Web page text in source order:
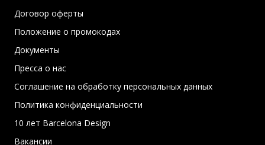
Договор оферты
Положение о промокодах
Документы
Пресса о нас
Соглашение на обработку персональных данных
Политика конфиденциальности
10 лет Barcelona Design
Вакансии